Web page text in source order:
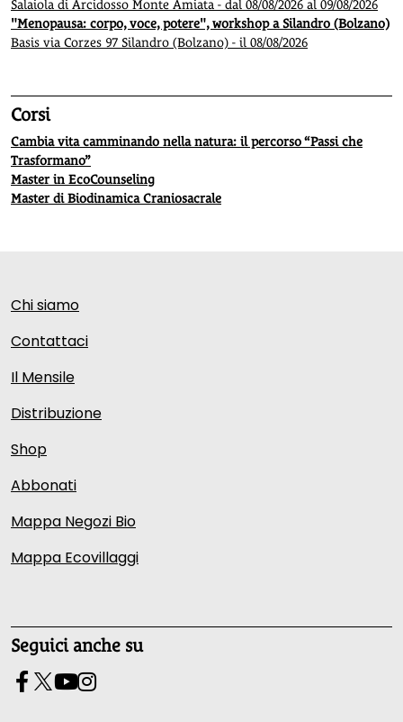
Salaiola di Arcidosso Monte Amiata - dal 08/08/2026 al 09/08/2026
"Menopausa: corpo, voce, potere", workshop a Silandro (Bolzano)
Basis via Corzes 97 Silandro (Bolzano) - il 08/08/2026
Corsi
Cambia vita camminando nella natura: il percorso “Passi che
Trasformano”
Master in EcoCounseling
Master di Biodinamica Craniosacrale
Chi siamo
Contattaci
Il Mensile
Distribuzione
Shop
Abbonati
Mappa Negozi Bio
Mappa Ecovillaggi
Seguici anche su